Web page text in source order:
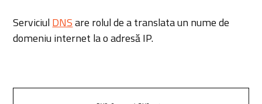
Serviciul DNSare rolul de a translata un nume de
domeniu internet la o adresă IP.